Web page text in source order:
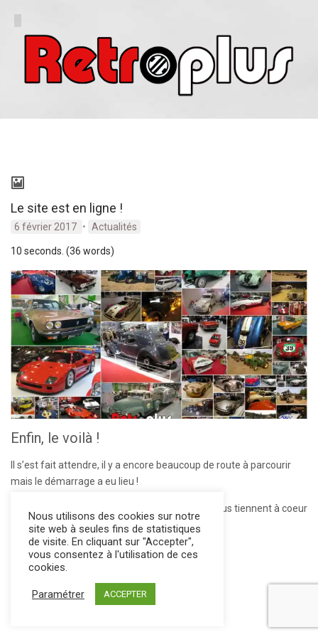
Le site est en ligne !
6 février 2017 • Actualités
10 seconds. (36 words)
Enfin, le voilà !
Il s’est fait attendre, il y a encore beaucoup de route à parcourir
mais le démarrage a eu lieu !
Des photos, des vidéos de ces anciennes qui nous tiennent à coeur
… Bonne balade !
Nous utilisons des cookies sur notre
site web à seules fins de statistiques
de visite. En cliquant sur "Accepter",
vous consentez à l'utilisation de ces
cookies.
Paramétrer ACCEPTER